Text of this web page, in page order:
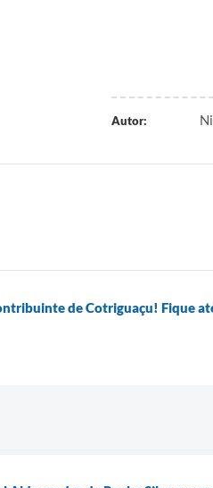
Autor:
de Cotriguaçu! Fique